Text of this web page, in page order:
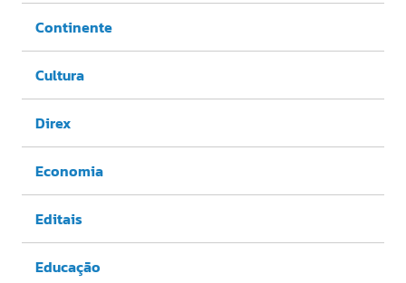
Continente
Cultura
Direx
Economia
Editais
Educação